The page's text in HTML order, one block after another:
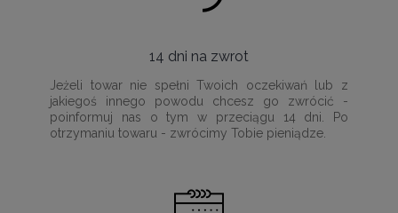
14 dni na zwrot
Jeżeli towar nie spełni Twoich oczekiwań lub z
jakiegoś innego powodu chcesz go zwrócić -
poinformuj nas o tym w przeciągu 14 dni. Po
otrzymaniu towaru - zwrócimy Tobie pieniądze.